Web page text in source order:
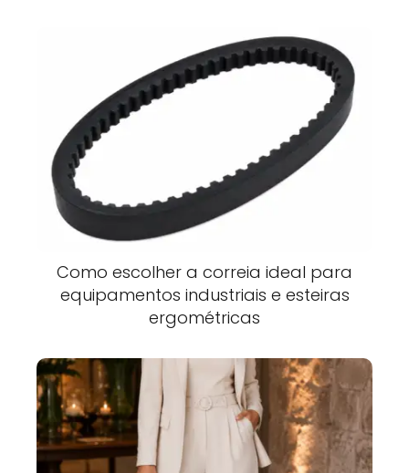
Como escolher a correia ideal para
equipamentos industriais e esteiras
ergométricas